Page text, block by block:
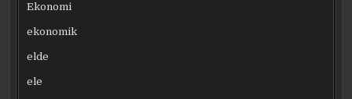
Ekonomi
ekonomik
elde
ele